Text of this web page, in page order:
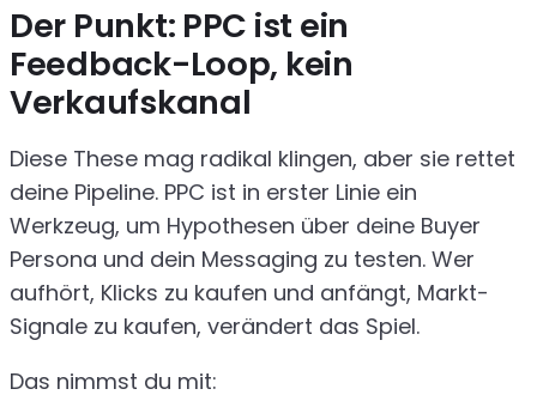
Der Punkt: PPC ist ein
Feedback-Loop, kein
Verkaufskanal
Diese These mag radikal klingen, aber sie rettet
deine Pipeline. PPC ist in erster Linie ein
Werkzeug, um Hypothesen über deine Buyer
Persona und dein Messaging zu testen. Wer
aufhört, Klicks zu kaufen und anfängt, Markt-
Signale zu kaufen, verändert das Spiel.
Das nimmst du mit: